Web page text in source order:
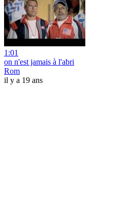
1:01
on n'est jamais à l'abri
Rom
il y a 19 ans